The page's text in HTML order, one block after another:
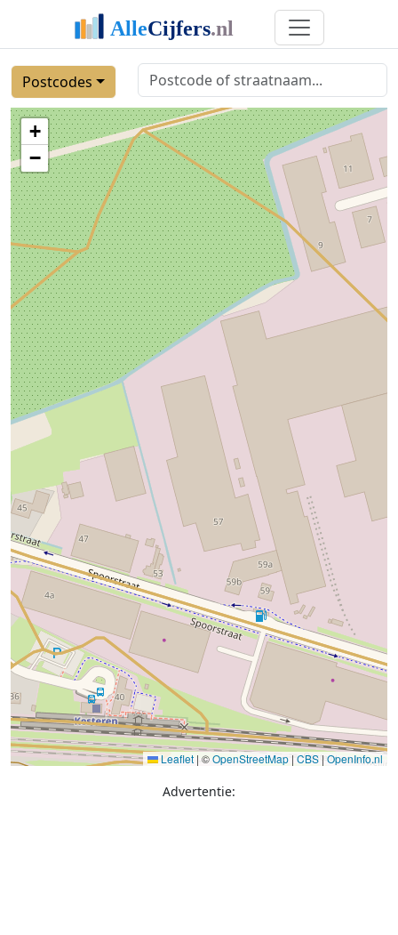
Postcodes
+
−
Leaflet | ©OpenStreetMap | CBS|OpenInfo.nl
Advertentie: